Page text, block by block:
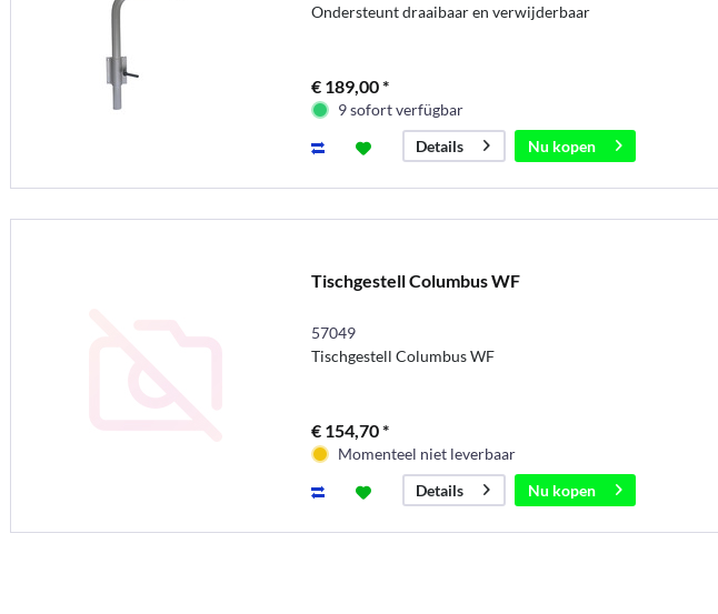
Ondersteunt draaibaar en verwijderbaar
€ 189,00 *
9 sofort verfügbar
Details
Nu kopen
Tischgestell Columbus WF
57049
Tischgestell Columbus WF
€ 154,70 *
Momenteel niet leverbaar
Details
Nu kopen